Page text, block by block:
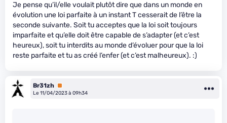
Je pense qu’il/elle voulait plutôt dire que dans un monde en
évolution une loi parfaite à un instant T cesserait de l’être la
seconde suivante. Soit tu acceptes que la loi soit toujours
imparfaite et qu’elle doit être capable de s’adapter (et c’est
heureux), soit tu interdits au monde d’évoluer pour que la loi
reste parfaite et tu as créé l’enfer (et c’est malheureux). :)
Br31zh Premium
Le 11/04/2023 à 09h34